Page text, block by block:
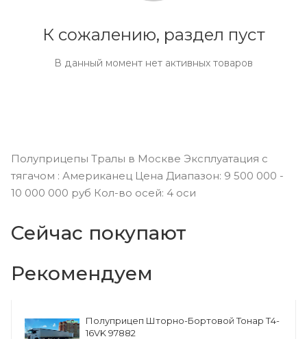
К сожалению, раздел пуст
В данный момент нет активных товаров
Полуприцепы Тралы в Москве Эксплуатация с
тягачом : Американец Цена Диапазон: 9 500 000 -
10 000 000 руб Кол-во осей: 4 оси
Сейчас покупают
Рекомендуем
Полуприцеп Шторно-Бортовой Тонар Т4-
16VK 97882